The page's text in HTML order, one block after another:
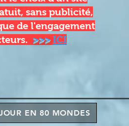
sans publicité,
de l'engagement
>>> ICI
EN 80 MONDES